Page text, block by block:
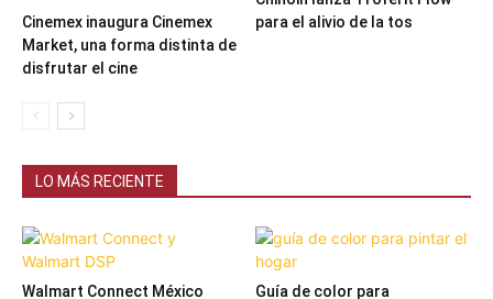
Cinemex inaugura Cinemex
Market, una forma distinta de
disfrutar el cine
para el alivio de la tos
LO MÁS RECIENTE
Walmart Connect México
Guía de color para